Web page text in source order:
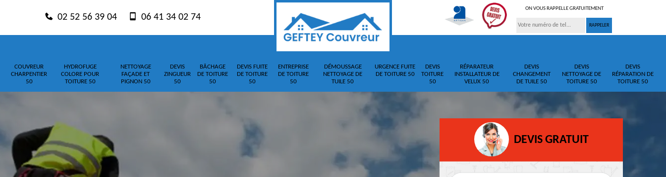
02 52 56 39 04 06 41 34 02 74
ON VOUS RAPPELLE GRATUITEMENT
COUVREUR
CHARPENTIER
50
HYDROFUGE
COLORE POUR
TOITURE 50
NETTOYAGE
FAÇADE ET
PIGNON 50
DEVIS
ZINGUEUR
50
BÂCHAGE
DE TOITURE
50
DEVIS FUITE
DE TOITURE
50
ENTREPRISE
DE TOITURE
50
DÉMOUSSAGE
NETTOYAGE DE
TUILE 50
URGENCE FUITE
DE TOITURE 50
DEVIS
TOITURE
50
RÉPARATEUR
INSTALLATEUR DE
VELUX 50
DEVIS
CHANGEMENT
DE TUILE 50
DEVIS
NETTOYAGE DE
TOITURE 50
DEVIS
RÉPARATION DE
TOITURE 50
DEVIS GRATUIT